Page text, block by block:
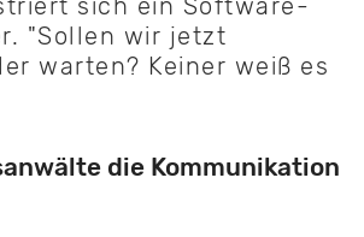
sich ein Software-
"Sollen wir jetzt
warten? Keiner weiß es
die Kommunikation